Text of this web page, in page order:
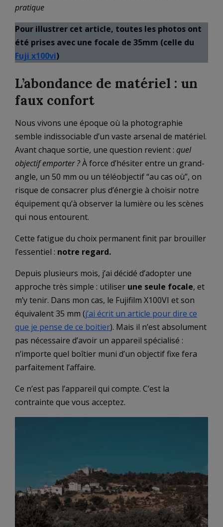
pratique
Pour illustrer cet article, toutes les photos ont
été prises avec une focale de 35mm (celle du
Fuji x100vi)
L’abondance de matériel : un
faux confort
Nous vivons une époque où la photographie
semble indissociable d’un vaste arsenal de matériel.
Avant chaque sortie, une question revient : quel
objectif emporter ?À force d’hésiter entre un grand-
angle, un 50 mm ou un téléobjectif “au cas où”, on
risque de consacrer plus d’énergie à choisir notre
équipement qu’à observer la lumière ou les scènes
qui nous entourent.
Cette fatigue du choix permanent finit par brouiller
l’essentiel : notre regard.
Depuis plusieurs mois, j’ai décidé d’adopter une
approche très simple : utiliser une seule focale, et
m’y tenir. Dans mon cas, le Fujifilm X100VI et son
équivalent 35 mm (j’ai écrit un article pour dire ce
que je pense de ce boitier). Mais il n’est absolument
pas nécessaire d’avoir un appareil spécialisé :
n’importe quel boîtier muni d’un objectif fixe fera
parfaitement l’affaire.
Ce n’est pas l’appareil qui compte. C’est la
contrainte que vous acceptez.